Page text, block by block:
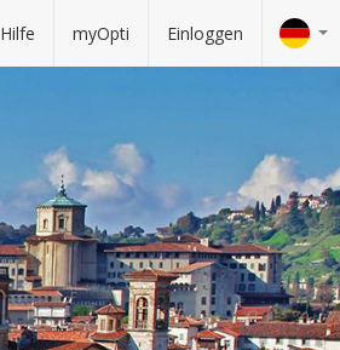
Hilfe myOpti Einloggen